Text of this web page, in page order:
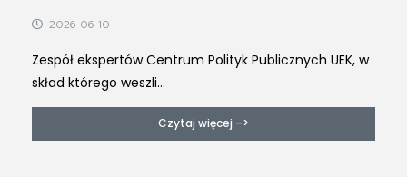
2026-06-10
Zespół ekspertów Centrum Polityk Publicznych UEK, w
skład którego weszli...
Czytaj więcej –>